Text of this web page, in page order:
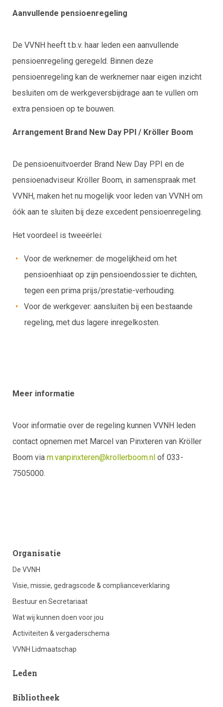
Aanvullende pensioenregeling
De VVNH heeft t.b.v. haar leden een aanvullende
pensioenregeling geregeld. Binnen deze
pensioenregeling kan de werknemer naar eigen inzicht
besluiten om de werkgeversbijdrage aan te vullen om
extra pensioen op te bouwen.
Arrangement Brand New Day PPI / Kröller Boom
De pensioenuitvoerder Brand New Day PPI en de
pensioenadviseur Kröller Boom, in samenspraak met
VVNH, maken het nu mogelijk voor leden van VVNH om
óók aan te sluiten bij deze excedent pensioenregeling.
Het voordeel is tweeërlei:
Voor de werknemer: de mogelijkheid om het
pensioenhiaat op zijn pensioendossier te dichten,
tegen een prima prijs/prestatie-verhouding.
Voor de werkgever: aansluiten bij een bestaande
regeling, met dus lagere inregelkosten.
Meer informatie
Voor informatie over de regeling kunnen VVNH leden
contact opnemen met Marcel van Pinxteren van Kröller
Boom via m.vanpinxteren@krollerboom.nl of 033-
7505000.
footer
column
1
Organisatie
De VVNH
Visie, missie, gedragscode & complianceverklaring
Bestuur en Secretariaat
Wat wij kunnen doen voor jou
Activiteiten & vergaderschema
VVNH Lidmaatschap
Leden
Bibliotheek